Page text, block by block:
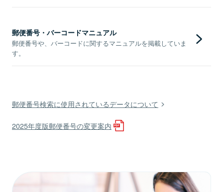
郵便番号・バーコードマニュアル
郵便番号や、バーコードに関するマニュアルを掲載していま
す。
郵便番号検索に使用されているデータについて
2025年度版郵便番号の変更案内